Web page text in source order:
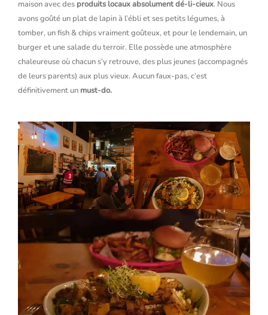
maison avec des produits locaux absolument dé-li-cieux. Nous
avons goûté un plat de lapin à l’ébli et ses petits légumes, à
tomber, un fish & chips vraiment goûteux, et pour le lendemain, un
burger et une salade du terroir. Elle possède une atmosphère
chaleureuse où chacun s’y retrouve, des plus jeunes (accompagnés
de leurs parents) aux plus vieux. Aucun faux-pas, c’est
définitivement un must-do.